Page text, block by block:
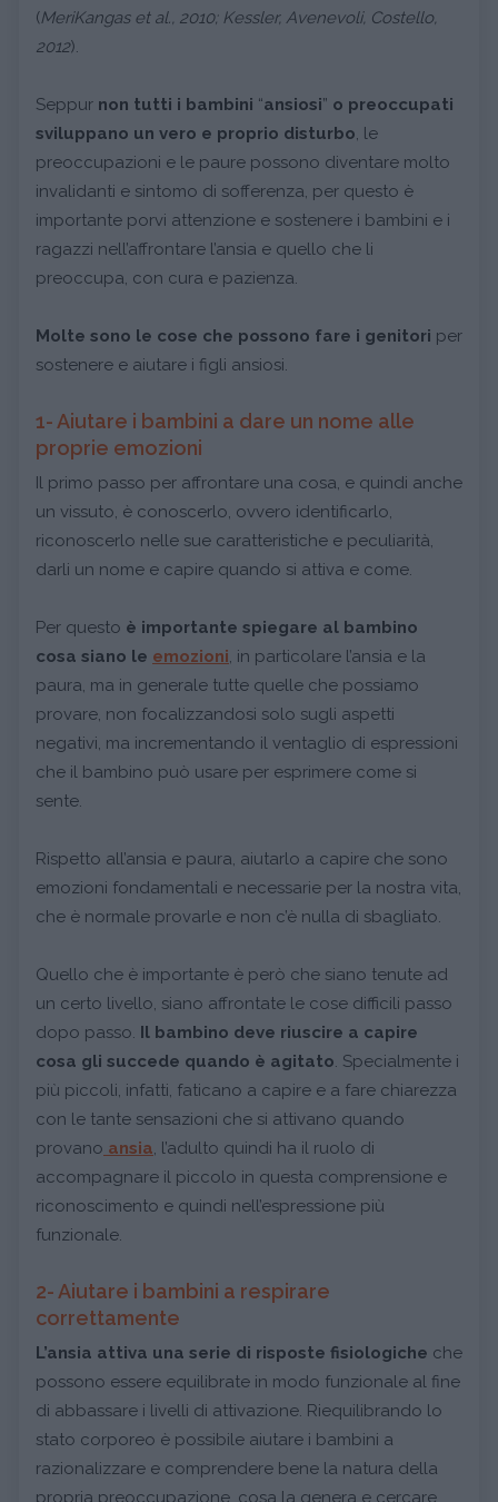
(MeriKangas et al., 2010; Kessler, Avenevoli, Costello,
2012).
Seppur non tutti i bambini “ansiosi” o preoccupati
sviluppano un vero e proprio disturbo, le
preoccupazioni e le paure possono diventare molto
invalidanti e sintomo di sofferenza, per questo è
importante porvi attenzione e sostenere i bambini e i
ragazzi nell’affrontare l’ansia e quello che li
preoccupa, con cura e pazienza.
Molte sono le cose che possono fare i genitori per
sostenere e aiutare i figli ansiosi.
1- Aiutare i bambini a dare un nome alle
proprie emozioni
Il primo passo per affrontare una cosa, e quindi anche
un vissuto, è conoscerlo, ovvero identificarlo,
riconoscerlo nelle sue caratteristiche e peculiarità,
darli un nome e capire quando si attiva e come.
Per questo è importante spiegare al bambino
cosa siano le emozioni, in particolare l’ansia e la
paura, ma in generale tutte quelle che possiamo
provare, non focalizzandosi solo sugli aspetti
negativi, ma incrementando il ventaglio di espressioni
che il bambino può usare per esprimere come si
sente.
Rispetto all’ansia e paura, aiutarlo a capire che sono
emozioni fondamentali e necessarie per la nostra vita,
che è normale provarle e non c’è nulla di sbagliato.
Quello che è importante è però che siano tenute ad
un certo livello, siano affrontate le cose difficili passo
dopo passo. Il bambino deve riuscire a capire
cosa gli succede quando è agitato. Specialmente i
più piccoli, infatti, faticano a capire e a fare chiarezza
con le tante sensazioni che si attivano quando
provano ansia, l’adulto quindi ha il ruolo di
accompagnare il piccolo in questa comprensione e
riconoscimento e quindi nell’espressione più
funzionale.
2- Aiutare i bambini a respirare
correttamente
L’ansia attiva una serie di risposte fisiologiche che
possono essere equilibrate in modo funzionale al fine
di abbassare i livelli di attivazione. Riequilibrando lo
stato corporeo è possibile aiutare i bambini a
razionalizzare e comprendere bene la natura della
propria preoccupazione, cosa la genera e cercare